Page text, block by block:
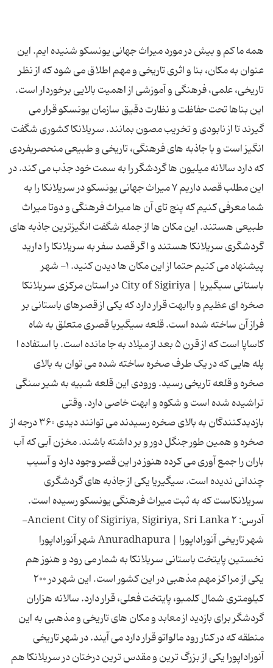
همه ما کم و بیش در مورد میراث جهانی یونسکو شنیده ایم. این
عنوان به مکان، بنا و اثری تاریخی و مهم اطلاق می شود که از نظر
تاریخی، علمی، فرهنگی و آموزشی از اهمیت بالایی برخوردار است.
این بناها تحت حفاظت و نظارت دقیق سازمان یونسکو قرار می
گیرند تا از نابودی و تخریب مصون بمانند. سریلانکا کشوری شگفت
انگیز است و با جاذبه های فرهنگی، تاریخی و طبیعی منحصربفردی
که دارد سالانه میلیون ها گردشگر را به سمت خود جذب می کند. در
این مطلب قصد داریم ۷ میراث جهانی یونسکو در سریلانکا را به
شما معرفی کنیم که پنج تای آن ها میراث فرهنگی و دوتا میراث
طبیعی هستند. این مکان ها از جمله شگفت انگیزترین جاذبه های
گردشگری سریلانکا هستند و اگر قصد سفر به سریلانکا را دارید
پیشنهاد می کنیم حتما از این مکان ها دیدن کنید. ۱- شهر
باستانی سیگیریا | City of Sigiriya در استان مرکزی سریلانکا
صخره ای عظیم و باابهت قرار دارد که یکی از قصرهای باستانی بر
فراز آن ساخته شده است. قلعه سیگیریا قصری متعلق به شاه
کاساپا است که از قرن ۵ بعد از میلاد به جا مانده است. با استفاده ا
پله هایی که در یک طرف صخره ساخته شده می توان به بالای
صخره و قلعه تاریخی رسید. ورودی این قلعه شبیه به شیر سنگی
تراشیده شده است و شکوه و ابهت خاصی دارد. وقتی
بازدیدکنندگان به بالای صخره رسیدند می توانند دیدی ۳۶۰ درجه از
صخره و همین طور جنگل دور و بر داشته باشند. مخزن آبی که آب
باران را جمع آوری می کرده هنوز در این قصر وجود دارد و آسیب
چندانی ندیده است. سیگیریا یکی از جاذبه های گردشگری
سریلانکاست که به ثبت میراث فرهنگی یونسکو رسیده است.
آدرس: Ancient City of Sigiriya, Sigiriya, Sri Lanka ۲-
شهر تاریخی آنوراداپورا | Anuradhapura شهر آنوراداپورا
نخستین پایتخت باستانی سریلانکا به شمار می رود و هنوز هم
یکی از مراکز مهم مذهبی در این کشور است. این شهر در ۲۰۰
کیلومتری شمال کلمبو، پایتخت فعلی، قرار دارد. سالانه هزاران
گردشگر برای بازدید از معابد و مکان های تاریخی و مذهبی به این
منطقه که در کنار رود مالواتو قرار دارد می آیند. در شهر تاریخی
آنوراداپورا یکی از بزرگ ترین و مقدس ترین درختان در سریلانکا هم